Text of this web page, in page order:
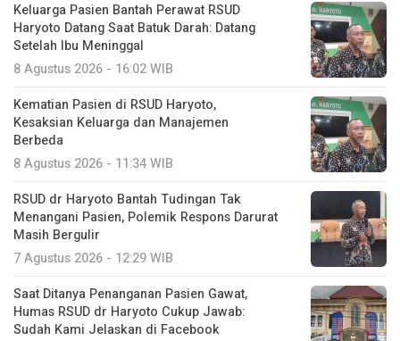
Keluarga Pasien Bantah Perawat RSUD
Haryoto Datang Saat Batuk Darah: Datang
Setelah Ibu Meninggal
8 Agustus 2026 - 16:02 WIB
Kematian Pasien di RSUD Haryoto,
Kesaksian Keluarga dan Manajemen
Berbeda
8 Agustus 2026 - 11:34 WIB
RSUD dr Haryoto Bantah Tudingan Tak
Menangani Pasien, Polemik Respons Darurat
Masih Bergulir
7 Agustus 2026 - 12:29 WIB
Saat Ditanya Penanganan Pasien Gawat,
Humas RSUD dr Haryoto Cukup Jawab:
Sudah Kami Jelaskan di Facebook